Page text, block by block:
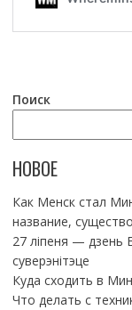
Поиск
НОВОЕ
Как Менск стал
название,
27 ліпеня — дзень
суверэнітэце
Куда сходить в
Что делать с